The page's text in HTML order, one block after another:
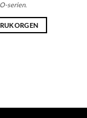
serien.